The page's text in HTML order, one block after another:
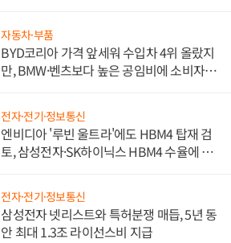
자동차·부품
BYD코리아 가격 앞세워 수입차 4위 올랐지
만, BMW·벤츠보다 높은 공임비에 소비자
전자·전기·정보통신
엔비디아 '루빈 울트라'에도 HBM4 탑재 검
토, 삼성전자·SK하이닉스 HBM4 수율에 주
전자·전기·정보통신
삼성전자 넷리스트와 특허분쟁 매듭, 5년 동
안 최대 1.3조 라이선스비 지급